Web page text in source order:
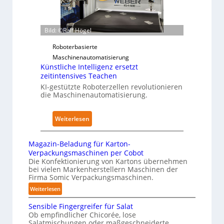
w
r
k
f
r
h
y
s
i
c
a
l
I
t
a
n
d
i
m
K
r
a
n
k
e
n
h
a
u
e
r
z
u
d
e
n
A
u
w
i
k
u
n
g
n
v
Bild: ©Ralf Högel
Roboterbasierte
Maschinenautomatisierung
Künstliche Intelligenz ersetzt
zeitintensives Teachen
KI-gestützte Roboterzellen revolutionieren
die Maschinenautomatisierung.
Weiterlesen:
K
n
s
t
l
c
h
Magazin-Beladung für Karton-
Verpackungsmaschinen per Cobot
Die Konfektionierung von Kartons übernehmen
bei vielen Markenherstellern Maschinen der
Firma Somic Verpackungsmaschinen.
Weiterlesen:
M
a
g
Sensible Fingergreifer für Salat
Ob empfindlicher Chicorée, lose